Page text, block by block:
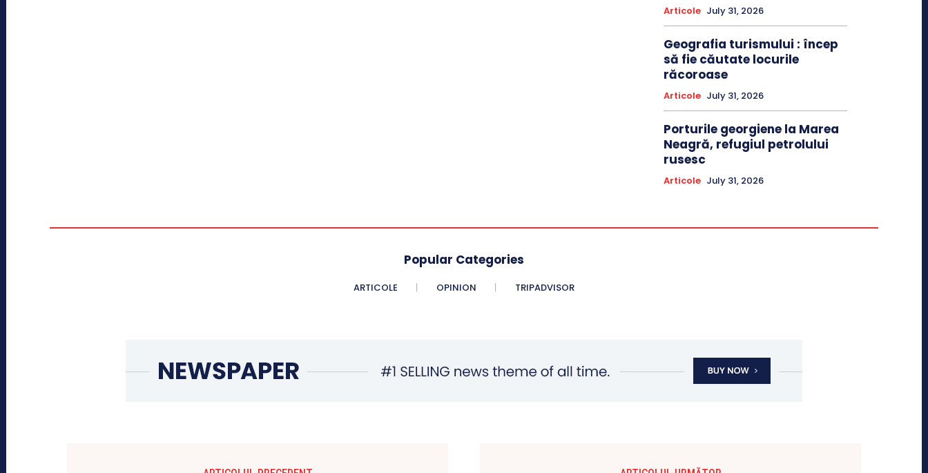
Articole July 31, 2026
Geografia turismului : încep
să fie căutate locurile
răcoroase
Articole July 31, 2026
Porturile georgiene la Marea
Neagră, refugiul petrolului
rusesc
Articole July 31, 2026
Popular Categories
ARTICOLE OPINION TRIPADVISOR